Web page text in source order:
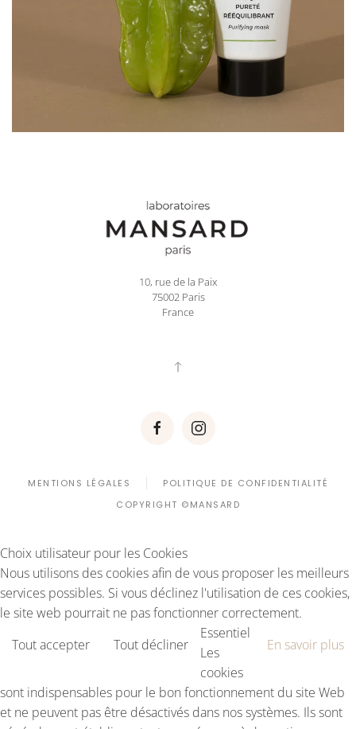
10, rue de la Paix
75002 Paris
France
MENTIONS LÉGALES
POLITIQUE DE CONFIDENTIALITÉ
COPYRIGHT ©MANSARD
Choix utilisateur pour les Cookies
Nous utilisons des cookies afin de vous proposer les meilleurs
services possibles. Si vous déclinez l'utilisation de ces cookies,
le site web pourrait ne pas fonctionner correctement.
Tout accepter
Tout décliner En savoir plus
Essentiel
Les
cookies
sont indispensables pour le bon fonctionnement du site Web
et ne peuvent pas être désactivés dans nos systèmes. Ils sont